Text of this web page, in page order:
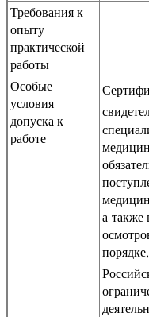
Требования к
опыту
практической
работы
-
Особые
условия
допуска к
работе
а также